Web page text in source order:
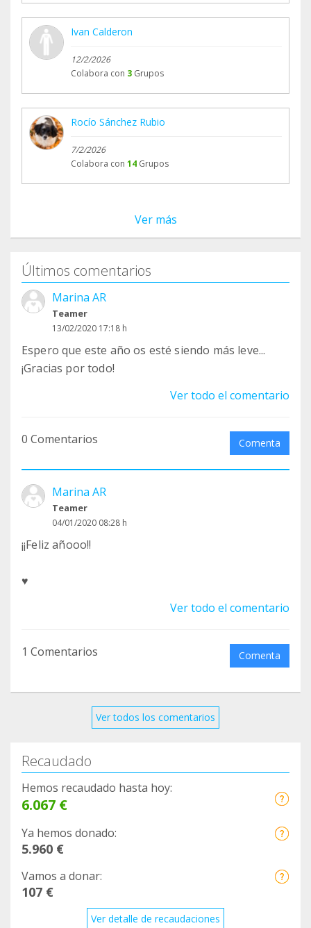
Ivan Calderon
12/2/2026
Colabora con 3 Grupos
Rocío Sánchez Rubio
7/2/2026
Colabora con 14 Grupos
Ver más
Últimos comentarios
Marina AR
Teamer
13/02/2020 17:18 h
Espero que este año os esté siendo más leve...
¡Gracias por todo!
Ver todo el comentario
0 Comentarios Comenta
Marina AR
Teamer
04/01/2020 08:28 h
¡¡Feliz añooo!!
♥
Ver todo el comentario
1 Comentarios Comenta
Ver todos los comentarios
Recaudado
Hemos recaudado hasta hoy:
6.067 €
Ya hemos donado:
5.960 €
Vamos a donar:
107 €
Ver detalle de recaudaciones